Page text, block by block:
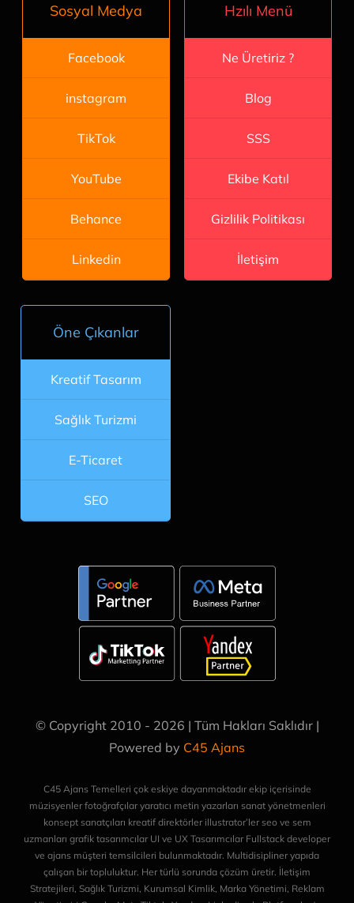
Sosyal Medya
Facebook
instagram
TikTok
YouTube
Behance
Linkedin
Hzılı Menü
Ne Üretiriz ?
Blog
SSS
Ekibe Katıl
Gizlilik Politikası
İletişim
Öne Çıkanlar
Kreatif Tasarım
Sağlık Turizmi
E-Ticaret
SEO
© Copyright 2010 - 2026 | Tüm Hakları Saklıdır |
Powered by C45 Ajans
C45 Ajans Temelleri çok eskiye dayanmaktadır ekip içerisinde
müzisyenler fotoğrafçılar yaratıcı metin yazarları sanat yönetmenleri
konsept sanatçıları kreatif direktörler illustrator’ler seo ve sem
uzmanları grafik tasarımcılar UI ve UX Tasarımcılar Fullstack developer
ve ajans müşteri temsilcileri bulunmaktadır. Multidisipliner yapıda
çalışan bir topluluktur. Her türlü sorunda çözüm üretir. İletişim
Stratejileri, Sağlık Turizmi, Kurumsal Kimlik, Marka Yönetimi, Reklam